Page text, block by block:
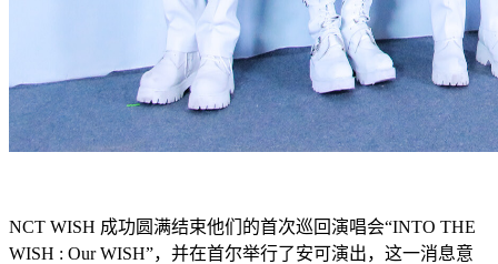
NCT WISH 成功圆满结束他们的首次巡回演唱会“INTO THE
WISH : Our WISH”，并在首尔举行了安可演出，这一消息意